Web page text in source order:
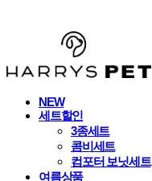
NEW
세트할인
3종세트
콤비세트
컴포터 보닛세트
여름상품